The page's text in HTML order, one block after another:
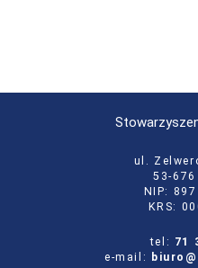
ul.
53-676
NIP:
KRS:
tel: 71
e-mail: